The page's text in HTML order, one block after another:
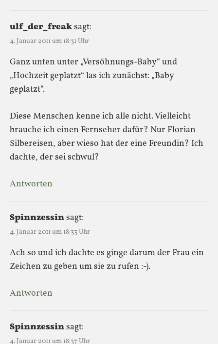
ulf_der_freaksagt:
4. Januar 2011 um 18:31 Uhr
Ganz unten unter „Versöhnungs-Baby“ und
„Hochzeit geplatzt“ las ich zunächst: „Baby
geplatzt“.
Diese Menschen kenne ich alle nicht. Vielleicht
brauche ich einen Fernseher dafür? Nur Florian
Silbereisen, aber wieso hat der eine Freundin? Ich
dachte, der sei schwul?
Antworten
Spinnzessinsagt:
4. Januar 2011 um 18:33 Uhr
Ach so und ich dachte es ginge darum der Frau ein
Zeichen zu geben um sie zu rufen :-).
Antworten
Spinnzessinsagt:
4. Januar 2011 um 18:37 Uhr